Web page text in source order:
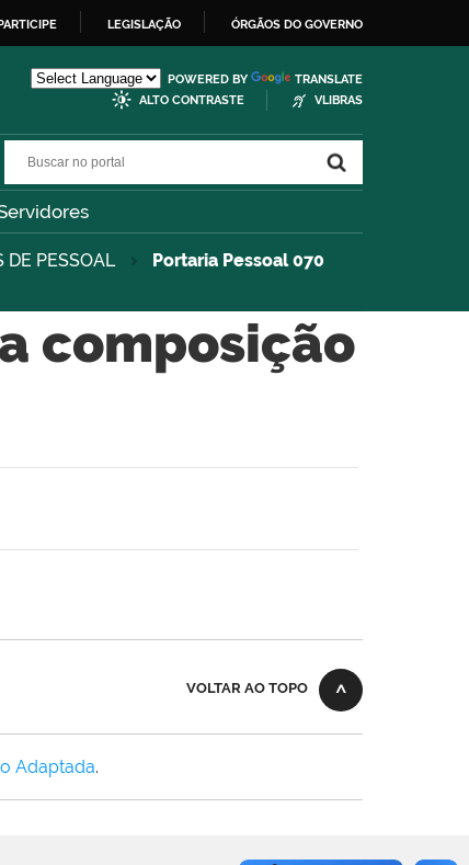
LEGISLAÇÃO ÓRGÃOS DO GOVERNO
POWERED BY
TRANSLATE
ALTO CONTRASTE
VLIBRAS
DE PESSOAL
Portaria Pessoal 070
composição
VOLTAR AO TOPO
Adaptada.